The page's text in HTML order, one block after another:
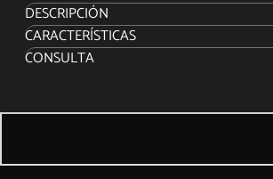
DESCRIPCIÓN
Este planeta es una reserva de caza. Y
presa. Por si no te diste cuenta, nos acaban de
Museum Masterline, presentamos la versión
CARACTERÍSTICAS
CONSULTA